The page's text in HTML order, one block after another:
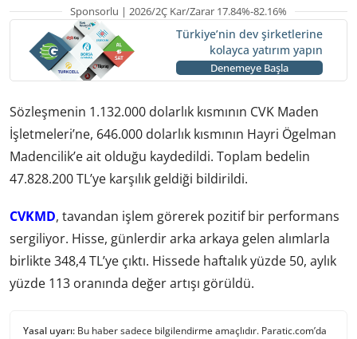
Sponsorlu | 2026/2Ç Kar/Zarar 17.84%-82.16%
Türkiye’nin dev şirketlerine
kolayca yatırım yapın
Denemeye Başla
Sözleşmenin 1.132.000 dolarlık kısmının CVK Maden
İşletmeleri’ne, 646.000 dolarlık kısmının Hayri Ögelman
Madencilik’e ait olduğu kaydedildi. Toplam bedelin
47.828.200 TL’ye karşılık geldiği bildirildi.
CVKMD, tavandan işlem görerek pozitif bir performans
sergiliyor. Hisse, günlerdir arka arkaya gelen alımlarla
birlikte 348,4 TL’ye çıktı. Hissede haftalık yüzde 50, aylık
yüzde 113 oranında değer artışı görüldü.
Yasal uyarı: Bu haber sadece bilgilendirme amaçlıdır. Paratic.com’da